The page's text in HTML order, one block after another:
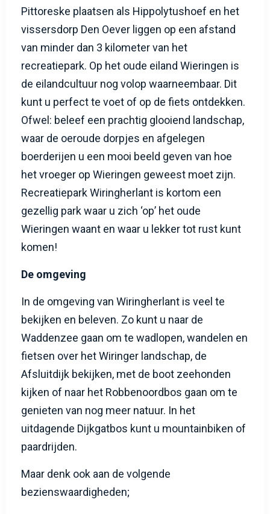
Pittoreske plaatsen als Hippolytushoef en het
vissersdorp Den Oever liggen op een afstand
van minder dan 3 kilometer van het
recreatiepark. Op het oude eiland Wieringen is
de eilandcultuur nog volop waarneembaar. Dit
kunt u perfect te voet of op de fiets ontdekken.
Ofwel: beleef een prachtig glooiend landschap,
waar de oeroude dorpjes en afgelegen
boerderijen u een mooi beeld geven van hoe
het vroeger op Wieringen geweest moet zijn.
Recreatiepark Wiringherlant is kortom een
gezellig park waar u zich ‘op’ het oude
Wieringen waant en waar u lekker tot rust kunt
komen!
De omgeving
In de omgeving van Wiringherlant is veel te
bekijken en beleven. Zo kunt u naar de
Waddenzee gaan om te wadlopen, wandelen en
fietsen over het Wiringer landschap, de
Afsluitdijk bekijken, met de boot zeehonden
kijken of naar het Robbenoordbos gaan om te
genieten van nog meer natuur. In het
uitdagende Dijkgatbos kunt u mountainbiken of
paardrijden.
Maar denk ook aan de volgende
bezienswaardigheden;